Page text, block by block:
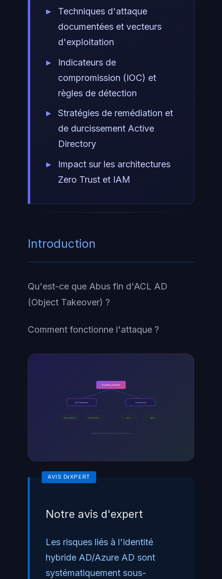
Techniques d'attaque
documentées et vecteurs
d'exploitation
Indicateurs de
compromission (IOC) et
règles de détection
Stratégies de remédiation et
de durcissement Active
Directory
Impact sur les architectures
Zero Trust et IAM
Introduction
Qu'est-ce que Abus fin d'ACL AD
(Object Takeover) ?
Comment fonctionne l'attaque ?
Domain Controller
OU=Utilisateurs OU=Serveurs
Admins (Tier 0) Users (Tier 2) Tier 1 GPO
Architecture Active Directory - Modele de tiering
Notre avis d'expert
Les risques liés à l'identité
hybride AD/Azure AD sont
systématiquement sous-